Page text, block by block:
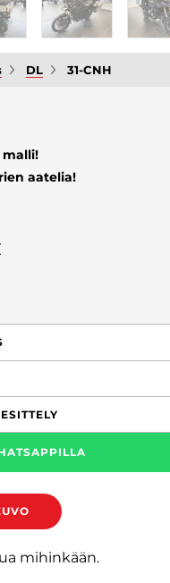
DL 31-CNH
malli!
aatelia!
mihinkään.